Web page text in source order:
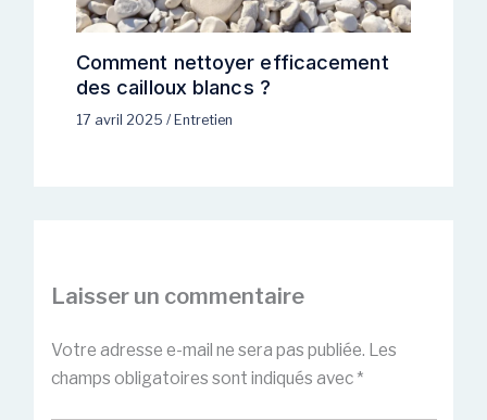
Comment nettoyer efficacement
des cailloux blancs ?
17 avril 2025 / Entretien
Laisser un commentaire
Votre adresse e-mail ne sera pas publiée. Les
champs obligatoires sont indiqués avec *